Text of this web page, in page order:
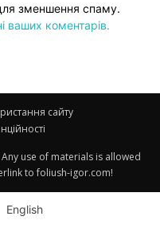
зменшення спаму.
ваших коментарів.
сайту
use of materials is allowed
to foliush-igor.com!
English